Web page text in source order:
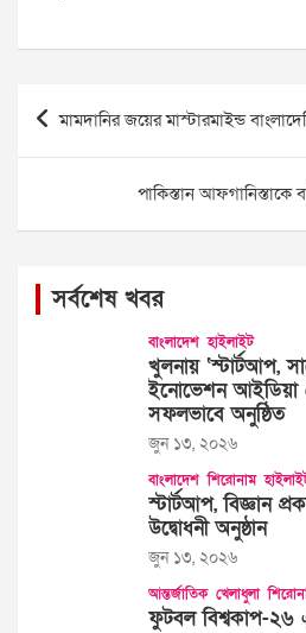
Post
navigation
মামদানির জয়ের মাস্টারমাইন্ড
পাকিস্তান আফগানিস্তাকে
সর্বশেষ খবর
বাংলাদেশ হাইলাইট
খুলনায় ‘স্টার্টআপ,
ইনোভেশন আইডিয়া
সফলভাবে অনুষ্ঠিত
জুন ১৩, ২০২৬
বাংলাদেশ শিরোনাম
স্টার্টআপ, বিজ্ঞান
উদ্বোধনী অনুষ্ঠান
জুন ১৩, ২০২৬
আন্তর্জাতিক খেলাধুলা
ফুটবল বিশ্বকাপ-২৬